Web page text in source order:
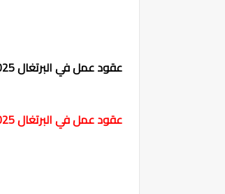
عقود عمل في البرتغال 2025 Employment contracts in Portugal
عقود عمل في البرتغال 2025 Employment contracts in Portugal